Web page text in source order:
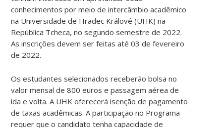
conhecimentos por meio de intercâmbio acadêmico
na Universidade de Hradec Králové (UHK) na
República Tcheca, no segundo semestre de 2022.
As inscrições devem ser feitas até 03 de fevereiro
de 2022.
Os estudantes selecionados receberão bolsa no
valor mensal de 800 euros e passagem aérea de
ida e volta. A UHK oferecerá isenção de pagamento
de taxas acadêmicas. A participação no Programa
requer que o candidato tenha capacidade de